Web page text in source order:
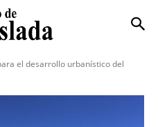
el desarrollo urbanístico del